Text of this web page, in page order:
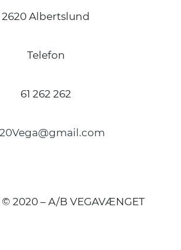
2620 Albertslund
Telefon
61 262 262
2020 – A/B VEGAVÆNGET